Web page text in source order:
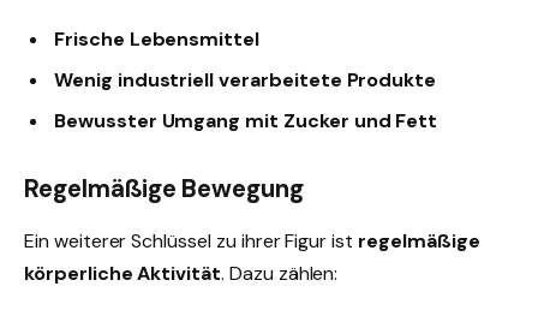
Frische Lebensmittel
Wenig industriell verarbeitete Produkte
Bewusster Umgang mit Zucker und Fett
Regelmäßige Bewegung
Ein weiterer Schlüssel zu ihrer Figur ist regelmäßige
körperliche Aktivität. Dazu zählen: